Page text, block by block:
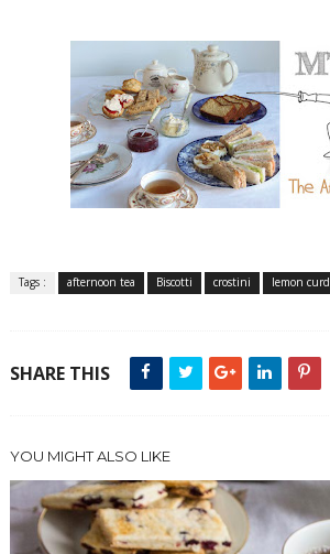
Tags : afternoon tea Biscotti crostini lemon curd
SHARE THIS
YOU MIGHT ALSO LIKE